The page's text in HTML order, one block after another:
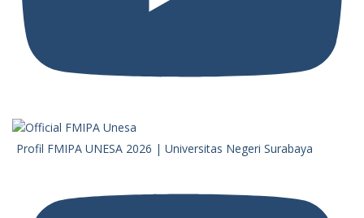
Profil FMIPA UNESA 2026 | Universitas Negeri Surabaya